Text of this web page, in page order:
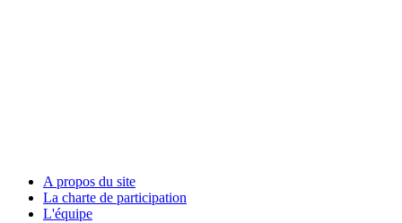
A propos du site
La charte de participation
L'équipe